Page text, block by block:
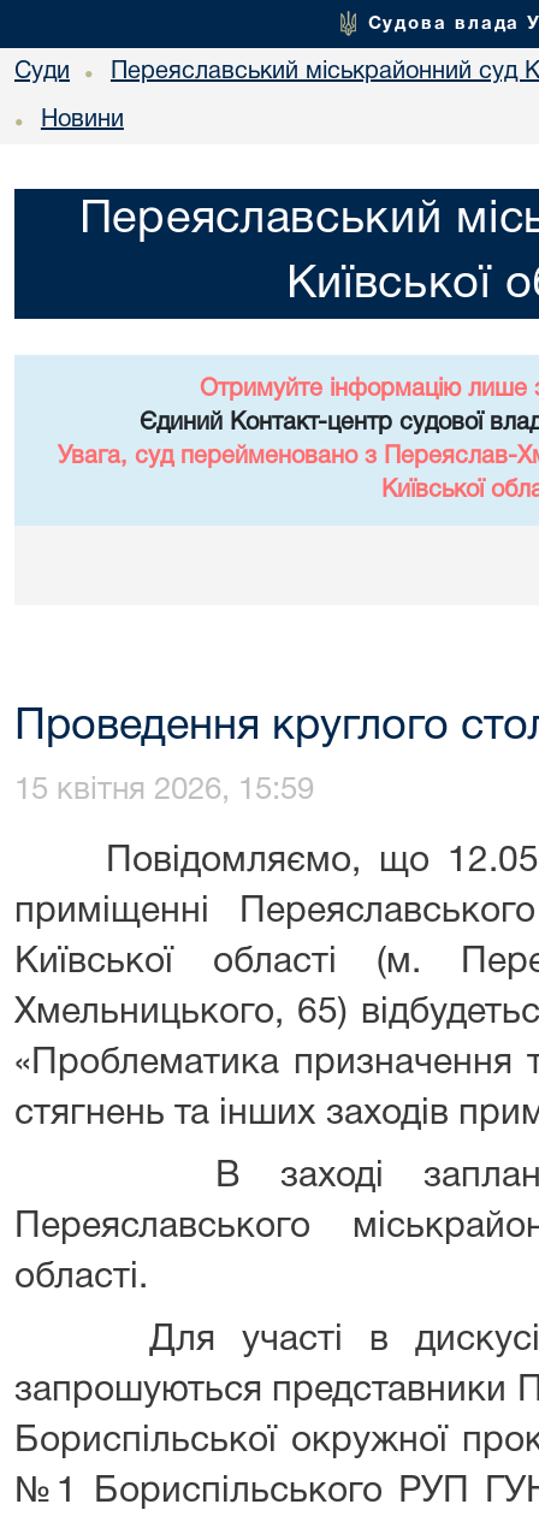
Судова влада
Суди • Переяславський міськрайонний суд
• Новини
Переяславський
Київської
Отримуйте інформацію лише
Єдиний Контакт-центр судової
Увага, суд перейменовано з Переяслав-
Київської
Проведення круглого
15 квітня 2026, 15:59
Повідомляємо, що
приміщенні
Київської області (м.
Хмельницького, 65)
«Проблематика призначення
стягнень та інших заходів
В заході
Переяславського
області.
Для участі в
запрошуються представники
Бориспільської окружної
№1 Бориспільського РУП